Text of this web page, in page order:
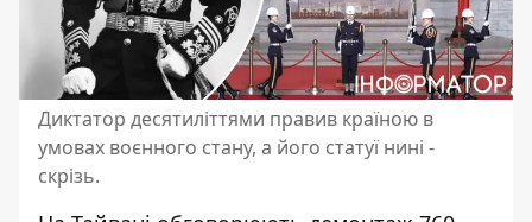
Диктатор десятиліттями правив країною в
умовах воєнного стану, а його статуї нині -
скрізь.